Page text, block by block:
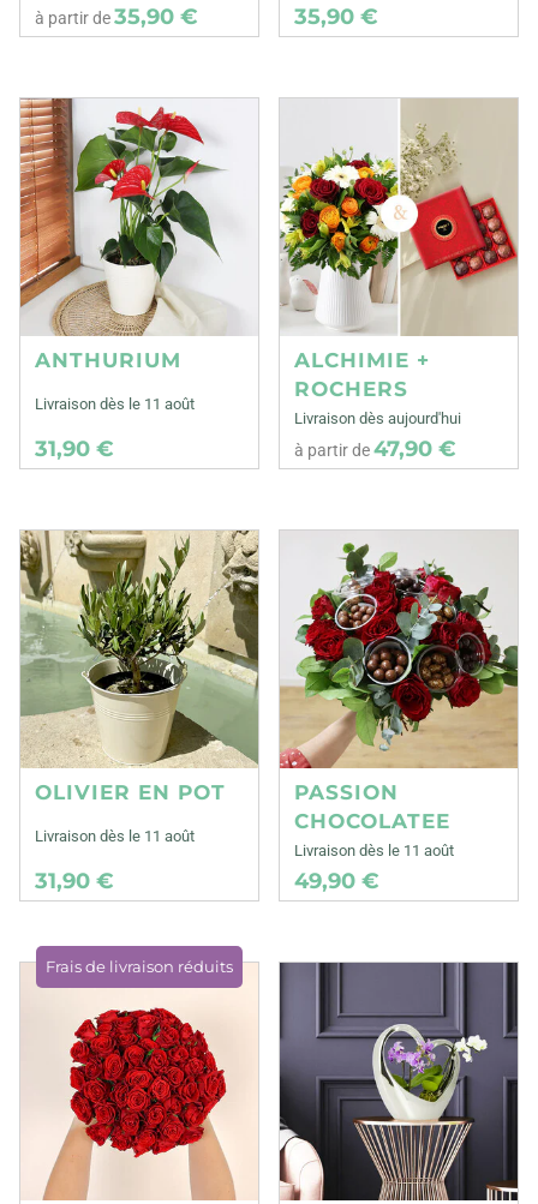
à partir de35,90 € 35,90 €
ANTHURIUM
Livraison dès le 11 août
31,90 €
ALCHIMIE +
ROCHERS
Livraison dès aujourd'hui
à partir de47,90 €
OLIVIER EN POT
Livraison dès le 11 août
31,90 €
PASSION
CHOCOLATEE
Livraison dès le 11 août
49,90 €
Frais de livraison réduits